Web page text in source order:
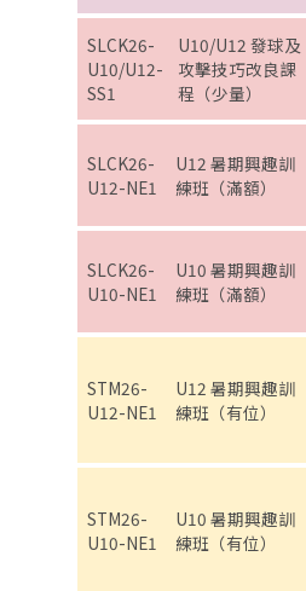
SLCK26-
U10/U12-
SS1
U10/U12 發球及
攻擊技巧改良課
程（少量）
SLCK26-
U12-NE1
U12 暑期興趣訓
練班（滿額）
SLCK26-
U10-NE1
U10 暑期興趣訓
練班（滿額）
STM26-
U12-NE1
U12 暑期興趣訓
練班（有位）
STM26-
U10-NE1
U10 暑期興趣訓
練班（有位）